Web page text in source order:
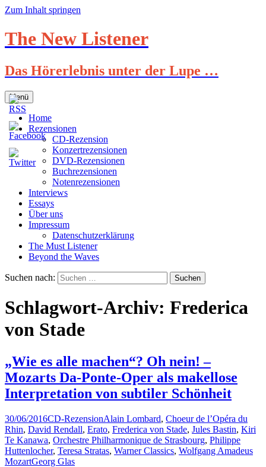
Zum Inhalt springen
The New Listener
Das Hörerlebnis unter der Lupe …
Menü
Home
Rezensionen
CD-Rezension
Konzertrezensionen
DVD-Rezensionen
Buchrezensionen
Notenrezensionen
Interviews
Essays
Über uns
Impressum
Datenschutzerklärung
The Must Listener
Beyond the Waves
Suchen nach:
Schlagwort-Archiv: Frederica
von Stade
„Wie es alle machen“? Oh nein! –
Mozarts Da-Ponte-Oper als makellose
Interpretation von subtiler Schönheit
30/06/2016CD-RezensionAlain Lombard, Choeur de l’Opéra du
Rhin, David Rendall, Erato, Frederica von Stade, Jules Bastin, Kiri
Te Kanawa, Orchestre Philharmonique de Strasbourg, Philippe
Huttenlocher, Teresa Stratas, Warner Classics, Wolfgang Amadeus
MozartGeorg Glas